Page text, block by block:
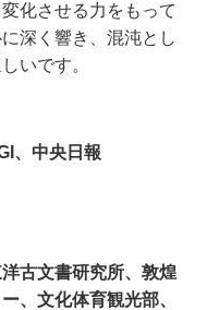
化させる力をもって
深く響き、混沌とし
いです。
、中央日報
古文書研究所、敦煌
、文化体育観光部、